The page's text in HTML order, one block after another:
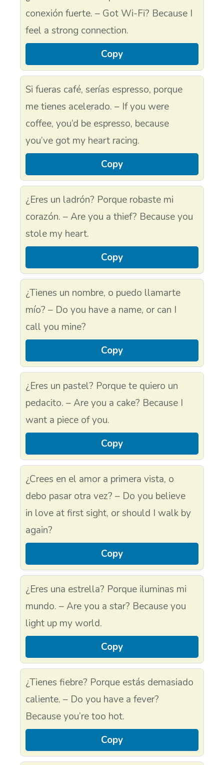
conexión fuerte. – Got Wi-Fi? Because I
feel a strong connection.
Copy
Si fueras café, serías espresso, porque
me tienes acelerado. – If you were
coffee, you’d be espresso, because
you’ve got my heart racing.
Copy
¿Eres un ladrón? Porque robaste mi
corazón. – Are you a thief? Because you
stole my heart.
Copy
¿Tienes un nombre, o puedo llamarte
mío? – Do you have a name, or can I
call you mine?
Copy
¿Eres un pastel? Porque te quiero un
pedacito. – Are you a cake? Because I
want a piece of you.
Copy
¿Crees en el amor a primera vista, o
debo pasar otra vez? – Do you believe
in love at first sight, or should I walk by
again?
Copy
¿Eres una estrella? Porque iluminas mi
mundo. – Are you a star? Because you
light up my world.
Copy
¿Tienes fiebre? Porque estás demasiado
caliente. – Do you have a fever?
Because you’re too hot.
Copy